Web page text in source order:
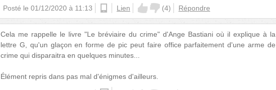
Posté le 01/12/2020 à 11:13 ios Lien (4) Répondre
Cela me rappelle le livre "Le bréviaire du crime" d'Ange Bastiani où il explique à la
lettre G, qu'un glaçon en forme de pic peut faire office parfaitement d'une arme de
crime qui disparaitra en quelques minutes...
Élément repris dans pas mal d'énigmes d'ailleurs.